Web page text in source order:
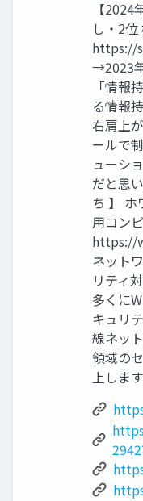
【
し・2
https://
→2023
「情報
る情報
右肩上
ールで
ューシ
だと思
ち 】
用コン
https://
ネット
リティ
多くに
キュリ
線ネッ
領域の
上しま